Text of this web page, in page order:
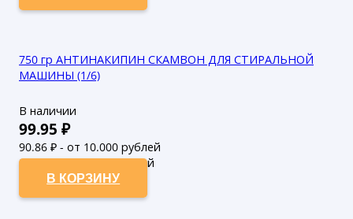
750 гр АНТИНАКИПИН СКАМВОН ДЛЯ СТИРАЛЬНОЙ
МАШИНЫ (1/6)
В наличии
99.95 ₽
90.86 ₽ - от 10.000 рублей
82.6₽ - от 50.000 рублей
В КОРЗИНУ